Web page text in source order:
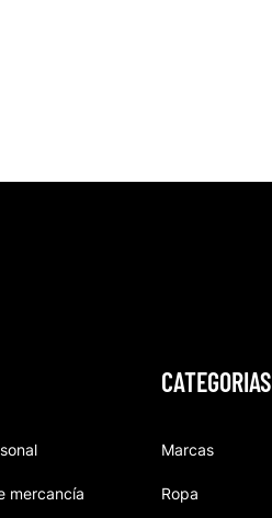
mercancía
CATEGORIAS
Marcas
Ropa